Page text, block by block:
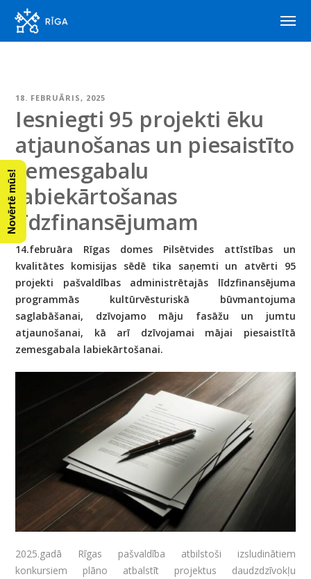
18. FEBRUĀRIS, 2025
Iesniegti 95 projekti ēku
atjaunošanas un piesaistīto
zemesgabalu
labiekārtošanas
līdzfinansējumam
14.februāra Rīgas domes Pilsētvides attīstības un
kvalitātes komisijas sēdē tika saņemti un atvērti 95
projekti pašvaldības administrētajās līdzfinansējuma
programmās kultūrvēsturiskā būvmantojuma
saglabāšanai, dzīvojamo māju fasāžu un jumtu
atjaunošanai, kā arī dzīvojamai mājai piesaistītā
zemesgabala labiekārtošanai.
2025.gadā Rīgas pašvaldība atbilstoši izsludinātiem
konkursiem plāno atbalstīt projektus daudzdzīvokļu
Novērtē mūs!